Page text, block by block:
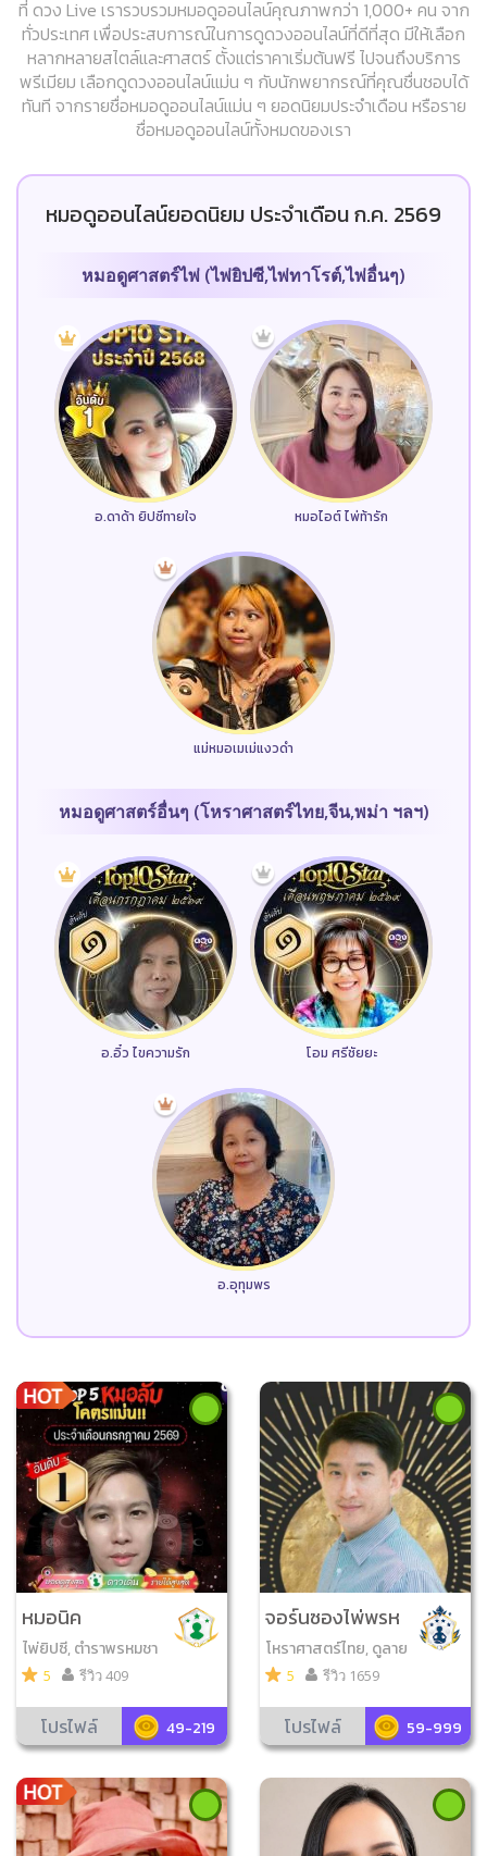
ที่ ดวง Live เรารวบรวมหมอดูออนไลน์คุณภาพกว่า 1,000+ คน จาก
ทั่วประเทศ เพื่อประสบการณ์ในการดูดวงออนไลน์ที่ดีที่สุด มีให้เลือก
หลากหลายสไตล์และศาสตร์ ตั้งแต่ราคาเริ่มต้นฟรี ไปจนถึงบริการ
พรีเมียม เลือกดูดวงออนไลน์แม่น ๆ กับนักพยากรณ์ที่คุณชื่นชอบได้
ทันที จากรายชื่อหมอดูออนไลน์แม่น ๆ ยอดนิยมประจำเดือน หรือราย
ชื่อหมอดูออนไลน์ทั้งหมดของเรา
หมอดูออนไลน์ยอดนิยม ประจำเดือน ก.ค. 2569
หมอดูศาสตร์ไพ่ (ไพ่ยิปซี,ไพ่ทาโรต์,ไพ่อื่นๆ)
อ.ดาด้า ยิปซีทายใจ หมอไอต์ ไพ่ท้ารัก
แม่หมอเมเม่แงวดำ
หมอดูศาสตร์อื่นๆ (โหราศาสตร์ไทย,จีน,พม่า ฯลฯ)
อ.อิ๋ว ไขความรัก โอม ศรีชัยยะ
อ.อุทุมพร
หมอนิค
ไพ่ยิปซี, ตำราพรหมชา
ติ 5 รีวิว 409
โปรไฟล์ 49-219
จอร์นซองไพ่พรห
มลิขิต
โหราศาสตร์ไทย, ดูลาย
มือ, ไพ่ยิปซี, เลข7ตัว9
ถือ, ไพ่ออราเคิล, จับยา
มสามตา, โหราศาสตร์จี
สตร์เสี่ยงทาย, เลข7ตั
ว4ฐาน, ดูฤกษ์มงคล, ดู
เลขมงคล, กราฟชีวิต, ไ
5 รีวิว 1659
โปรไฟล์ 59-999